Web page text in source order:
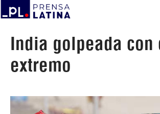
India golpeada con
extremo